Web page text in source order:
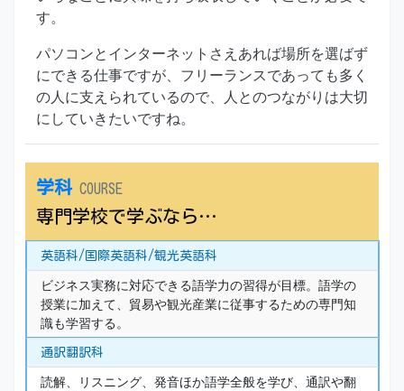
す。
パソコンとインターネットさえあれば場所を選ばず
にできる仕事ですが、フリーランスであっても多く
の人に支えられているので、人とのつながりは大切
にしていきたいですね。
学科 COURSE
専門学校で学ぶなら…
英語科/国際英語科/観光英語科
ビジネス実務に対応できる語学力の習得が目標。語学の
授業に加えて、貿易や観光産業に従事するための専門知
識も学習する。
通訳翻訳科
読解、リスニング、発音ほか語学全般を学び、通訳や翻